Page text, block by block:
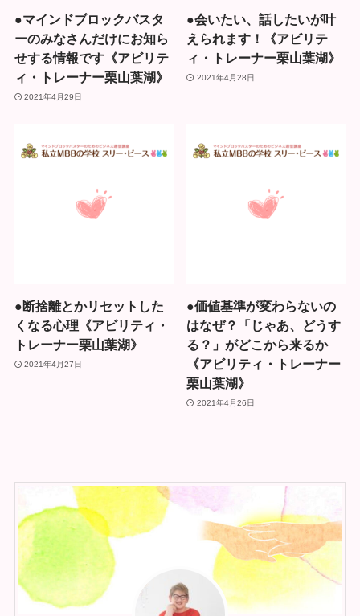
●マインドブロックバスタ
ーのみなさんだけにお知ら
せする情報です《アビリテ
ィ・トレーナー栗山葉湖》
2021年4月29日
●会いたい、話したいが叶
えられます！《アビリテ
ィ・トレーナー栗山葉湖》
2021年4月28日
●断捨離とかリセットした
くなる心理《アビリティ・
トレーナー栗山葉湖》
2021年4月27日
●価値基準が変わらないの
はなぜ？「じゃあ、どうす
る？」がどこから来るか
《アビリティ・トレーナー
栗山葉湖》
2021年4月26日